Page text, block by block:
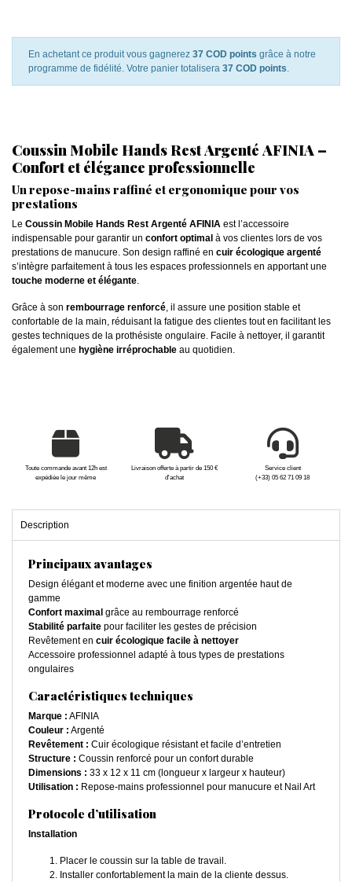
En achetant ce produit vous gagnerez 37 COD points grâce à notre
programme de fidélité. Votre panier totalisera 37 COD points.
Coussin Mobile Hands Rest Argenté AFINIA –
Confort et élégance professionnelle
Un repose-mains raffiné et ergonomique pour vos
prestations
Le Coussin Mobile Hands Rest Argenté AFINIA est l’accessoire
indispensable pour garantir un confort optimal à vos clientes lors de vos
prestations de manucure. Son design raffiné en cuir écologique argenté
s’intègre parfaitement à tous les espaces professionnels en apportant une
touche moderne et élégante.
Grâce à son rembourrage renforcé, il assure une position stable et
confortable de la main, réduisant la fatigue des clientes tout en facilitant les
gestes techniques de la prothésiste ongulaire. Facile à nettoyer, il garantit
également une hygiène irréprochable au quotidien.
Toute commande avant 12h est
expédiée le jour même
Livraison offerte à partir de 150 €
d'achat
Service client
(+33) 05 62 71 09 18
Description
Principaux avantages
Design élégant et moderne avec une finition argentée haut de
gamme
Confort maximal grâce au rembourrage renforcé
Stabilité parfaite pour faciliter les gestes de précision
Revêtement en cuir écologique facile à nettoyer
Accessoire professionnel adapté à tous types de prestations
ongulaires
Caractéristiques techniques
Marque : AFINIA
Couleur : Argenté
Revêtement : Cuir écologique résistant et facile d’entretien
Structure : Coussin renforcé pour un confort durable
Dimensions : 33 x 12 x 11 cm (longueur x largeur x hauteur)
Utilisation : Repose-mains professionnel pour manucure et Nail Art
Protocole d’utilisation
Installation
Placer le coussin sur la table de travail.
Installer confortablement la main de la cliente dessus.